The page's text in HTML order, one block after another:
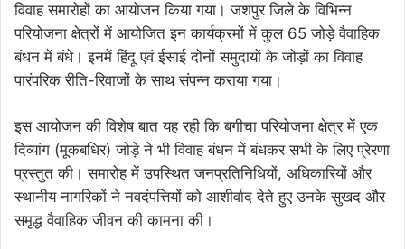
विवाह समारोहों का आयोजन किया गया। जशपुर जिले के विभिन्न
परियोजना क्षेत्रों में आयोजित इन कार्यक्रमों में कुल 65 जोड़े वैवाहिक
बंधन में बंधे। इनमें हिंदू एवं ईसाई दोनों समुदायों के जोड़ों का विवाह
पारंपरिक रीति-रिवाजों के साथ संपन्न कराया गया।
इस आयोजन की विशेष बात यह रही कि बगीचा परियोजना क्षेत्र में एक
दिव्यांग (मूकबधिर) जोड़े ने भी विवाह बंधन में बंधकर सभी के लिए प्रेरणा
प्रस्तुत की। समारोह में उपस्थित जनप्रतिनिधियों, अधिकारियों और
स्थानीय नागरिकों ने नवदंपत्तियों को आशीर्वाद देते हुए उनके सुखद और
समृद्ध वैवाहिक जीवन की कामना की।